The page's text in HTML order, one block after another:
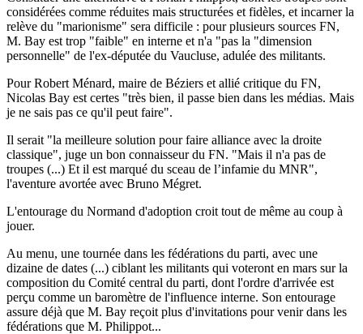
considérées comme réduites mais structurées et fidèles, et incarner la
relève du "marionisme" sera difficile : pour plusieurs sources FN,
M. Bay est trop "faible" en interne et n'a "pas la "dimension
personnelle" de l'ex-députée du Vaucluse, adulée des militants.
Pour Robert Ménard, maire de Béziers et allié critique du FN,
Nicolas Bay est certes "très bien, il passe bien dans les médias. Mais
je ne sais pas ce qu'il peut faire".
Il serait "la meilleure solution pour faire alliance avec la droite
classique", juge un bon connaisseur du FN. "Mais il n'a pas de
troupes (...) Et il est marqué du sceau de l’infamie du MNR",
l'aventure avortée avec Bruno Mégret.
L'entourage du Normand d'adoption croit tout de même au coup à
jouer.
Au menu, une tournée dans les fédérations du parti, avec une
dizaine de dates (...) ciblant les militants qui voteront en mars sur la
composition du Comité central du parti, dont l'ordre d'arrivée est
perçu comme un baromètre de l'influence interne. Son entourage
assure déjà que M. Bay reçoit plus d'invitations pour venir dans les
fédérations que M. Philippot...